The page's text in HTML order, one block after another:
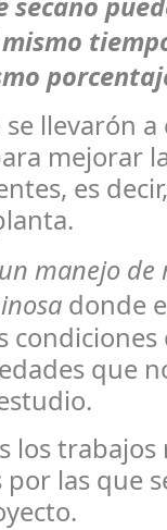
llevarón
mejorar
es
manejo
donde
condiciones
que
los trabajos
por las que